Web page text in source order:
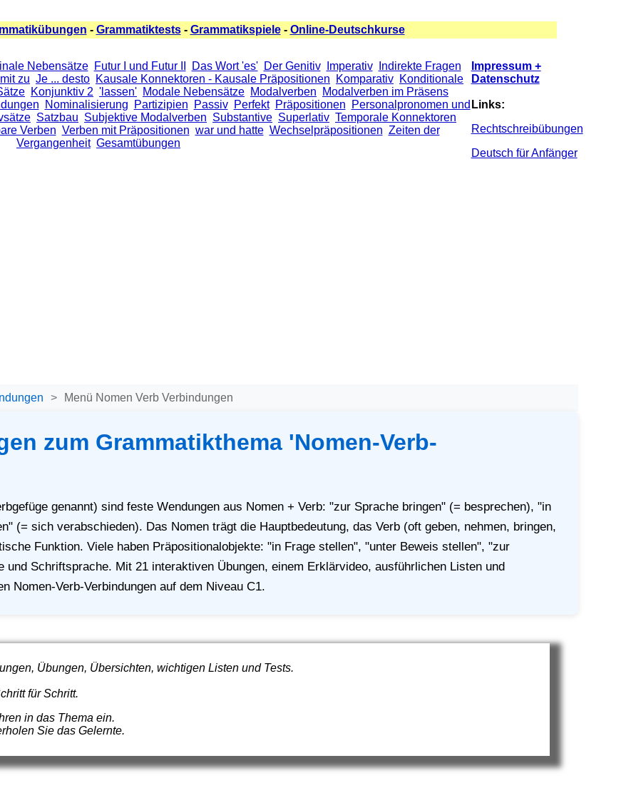
- Grammatiktests- Grammatikspiele- Online-Deutschkurse
Impressum +
Datenschutz
Links:
Rechtschreibübungen
Deutsch für Anfänger
Nebensätze Futur I und Futur II Das Wort 'es' Der Genitiv Imperativ
Indirekte Fragen
zu Je ... desto Kausale Konnektoren - Kausale Präpositionen Komparativ Konditionale
Konjunktiv 2 'lassen' Modale Nebensätze Modalverben
Modalverben im Präsens
Nominalisierung Partizipien Passiv Perfekt Präpositionen
Personalpronomen und
Satzbau Subjektive Modalverben Substantive Superlativ Temporale Konnektoren
Verben Verben mit Präpositionen war und hatte Wechselpräpositionen Zeiten der
Vergangenheit Gesamtübungen
Menü Nomen Verb Verbindungen
zum Grammatikthema 'Nomen-Verb-
genannt) sind feste Wendungen aus Nomen + Verb: "zur Sprache bringen" (= besprechen), "in
(= sich verabschieden). Das Nomen trägt die Hauptbedeutung, das Verb (oft geben, nehmen, bringen,
Funktion. Viele haben Präpositionalobjekte: "in Frage stellen", "unter Beweis stellen", "zur
Schriftsprache. Mit 21 interaktiven Übungen, einem Erklärvideo, ausführlichen Listen und
Nomen-Verb-Verbindungen auf dem Niveau C1.
Übungen, Übersichten, wichtigen Listen und Tests.
für Schritt.
in das Thema ein.
Sie das Gelernte.